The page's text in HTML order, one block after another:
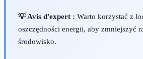
💡 Avis d'expert : Warto korzystać z
oszczędności energii, aby zmniejszyć
środowisko.